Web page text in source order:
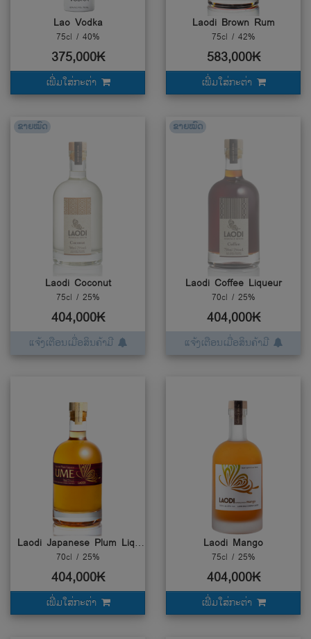
Lao Vodka
75cl / 40%
375,000₭
ເພີ່ມໃສ່ກະຕ່າ
Laodi Brown Rum
75cl / 42%
583,000₭
ເພີ່ມໃສ່ກະຕ່າ
ຂາຍໝົດ
Laodi Coconut
75cl / 25%
404,000₭
ແຈ້ງເຕືອນເມື່ອສິນຄ້າມີ
ຂາຍໝົດ
Laodi Coffee Liqueur
70cl / 25%
404,000₭
ແຈ້ງເຕືອນເມື່ອສິນຄ້າມີ
Laodi Japanese Plum Liqueur (UMESHU)
70cl / 25%
404,000₭
ເພີ່ມໃສ່ກະຕ່າ
Laodi Mango
75cl / 25%
404,000₭
ເພີ່ມໃສ່ກະຕ່າ